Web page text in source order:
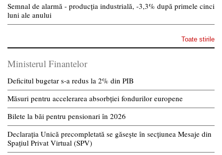
Semnal de alarmă - producția industrială, -3,3% după primele cinci
luni ale anului
Toate stirile
Ministerul Finantelor
Deficitul bugetar s-a redus la 2% din PIB
Măsuri pentru accelerarea absorbției fondurilor europene
Bilete la băi pentru pensionari în 2026
Declarația Unică precompletată se găsește în secțiunea Mesaje din
Spațiul Privat Virtual (SPV)